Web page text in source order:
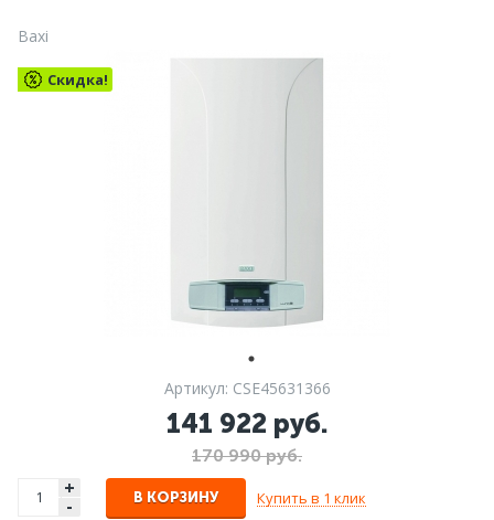
Baxi
Скидка!
Артикул: CSE45631366
141 922 руб.
170 990 руб.
+
- В КОРЗИНУ Купить в 1 клик